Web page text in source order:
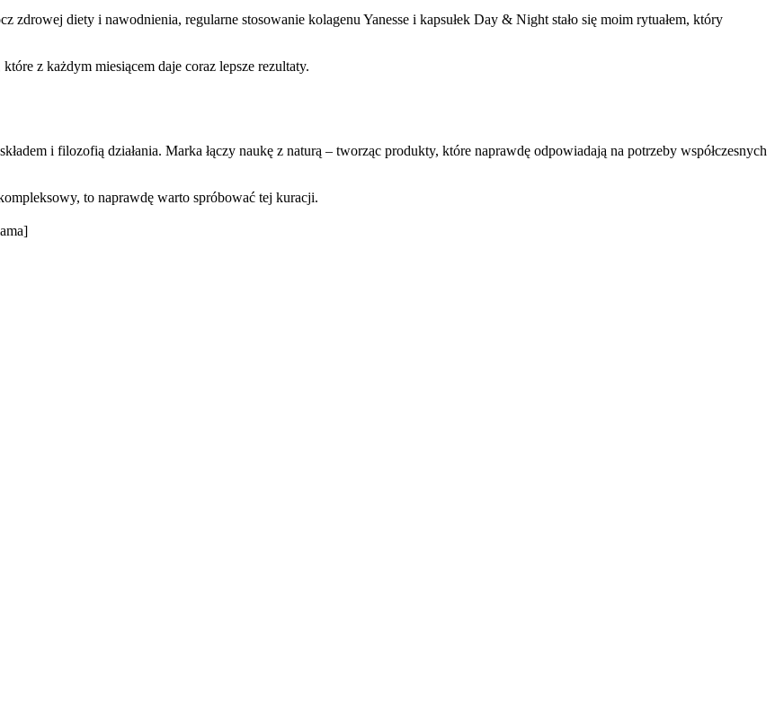
zdrowej diety i nawodnienia, regularne stosowanie kolagenu Yanesse i kapsułek Day & Night stało się moim rytuałem, który
z każdym miesiącem daje coraz lepsze rezultaty.
i filozofią działania. Marka łączy naukę z naturą – tworząc produkty, które naprawdę odpowiadają na potrzeby współczesnych
to naprawdę warto spróbować tej kuracji.